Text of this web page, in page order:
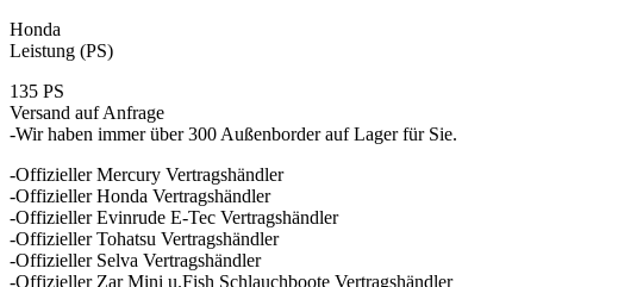
Honda
Leistung (PS)
135 PS
Versand auf Anfrage
-Wir haben immer über 300 Außenborder auf Lager für Sie.
-Offizieller Mercury Vertragshändler
-Offizieller Honda Vertragshändler
-Offizieller Evinrude E-Tec Vertragshändler
-Offizieller Tohatsu Vertragshändler
-Offizieller Selva Vertragshändler
-Offizieller Zar Mini u.Fish Schlauchboote Vertragshändler